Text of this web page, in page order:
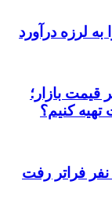
به لرزه درآورد
قیمت بازار؛
تهیه کنیم؟